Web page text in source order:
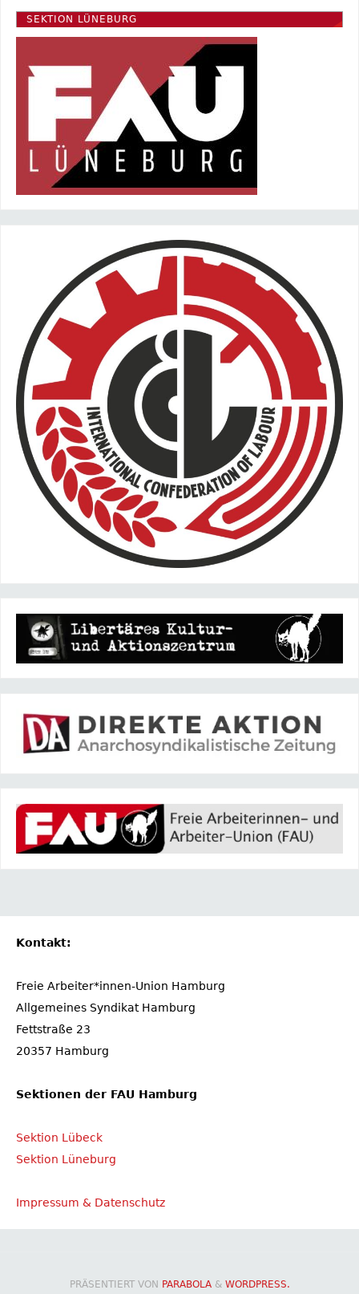
SEKTION LÜNEBURG
Kontakt:
Freie Arbeiter*innen-Union Hamburg
Allgemeines Syndikat Hamburg
Fettstraße 23
20357 Hamburg
Sektionen der FAU Hamburg
Sektion Lübeck
Sektion Lüneburg
Impressum & Datenschutz
PRÄSENTIERT VON PARABOLA& WORDPRESS.